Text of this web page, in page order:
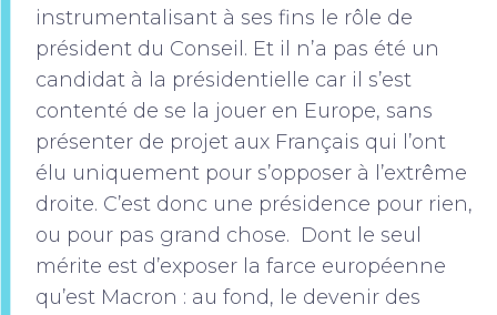
instrumentalisant à ses fins le rôle de
président du Conseil. Et il n’a pas été un
candidat à la présidentielle car il s’est
contenté de se la jouer en Europe, sans
présenter de projet aux Français qui l’ont
élu uniquement pour s’opposer à l’extrême
droite. C’est donc une présidence pour rien,
ou pour pas grand chose. Dont le seul
mérite est d’exposer la farce européenne
qu’est Macron : au fond, le devenir des